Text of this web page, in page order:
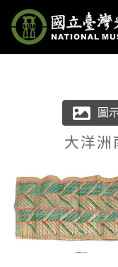
跳到主要內容
國立臺
網頁導覽
大洋洲